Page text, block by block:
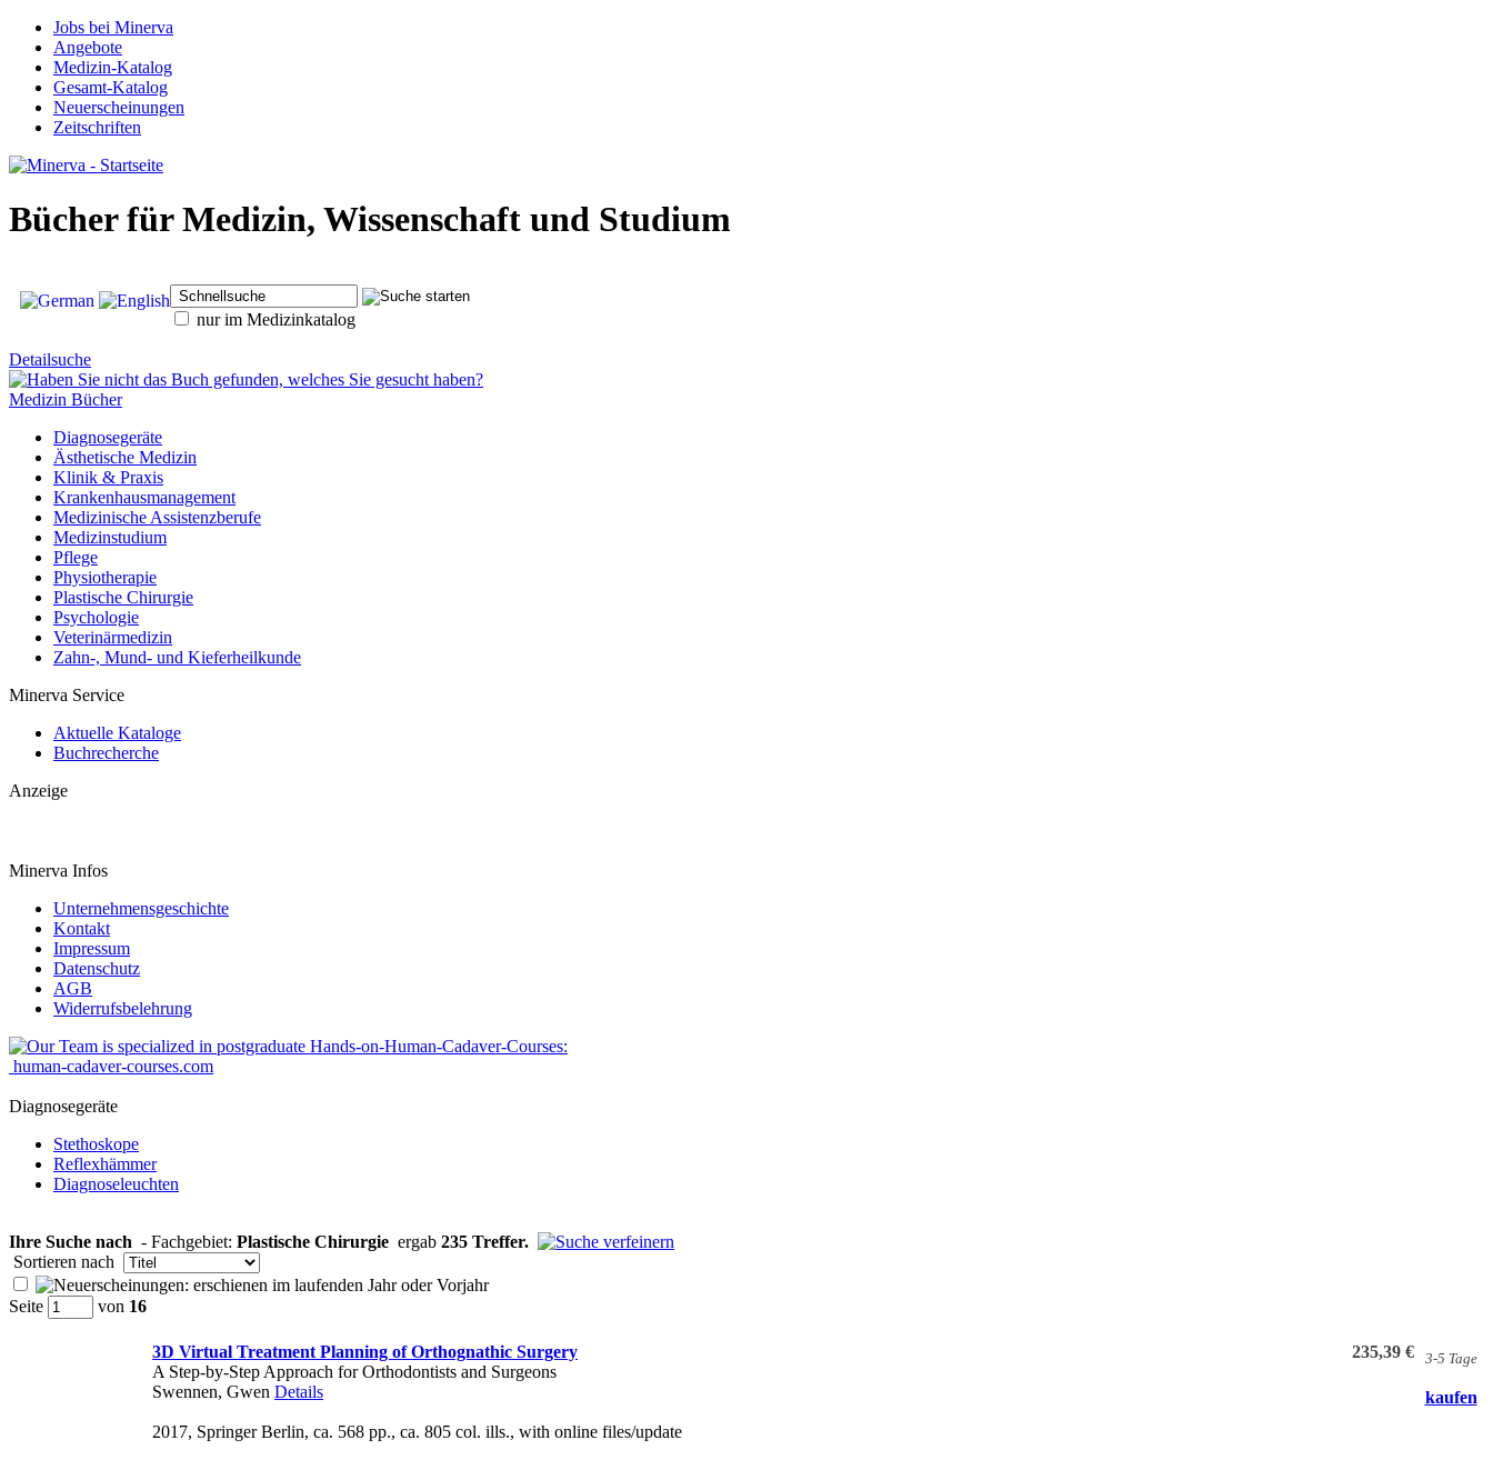
Jobs bei Minerva
Angebote
Medizin-Katalog
Gesamt-Katalog
Neuerscheinungen
Zeitschriften
Bücher für Medizin, Wissenschaft und Studium
nur im Medizinkatalog
Detailsuche
Medizin Bücher
Diagnosegeräte
Ästhetische Medizin
Klinik & Praxis
Krankenhausmanagement
Medizinische Assistenzberufe
Medizinstudium
Pflege
Physiotherapie
Plastische Chirurgie
Psychologie
Veterinärmedizin
Zahn-, Mund- und Kieferheilkunde
Minerva Service
Aktuelle Kataloge
Buchrecherche
Anzeige
Minerva Infos
Unternehmensgeschichte
Kontakt
Impressum
Datenschutz
AGB
Widerrufsbelehrung
human-cadaver-courses.com
Diagnosegeräte
Stethoskope
Reflexhämmer
Diagnoseleuchten
Ihre Suche nach - Fachgebiet: Plastische Chirurgie ergab 235 Treffer.
Sortieren nach
Seite von 16
3D Virtual Treatment Planning of Orthognathic Surgery
A Step-by-Step Approach for Orthodontists and Surgeons
Swennen, Gwen Details
2017, Springer Berlin, ca. 568 pp., ca. 805 col. ills., with online files/update
235,39 € 3-5 Tage
kaufen